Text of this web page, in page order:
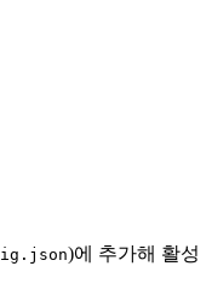
)에 추가해 활성